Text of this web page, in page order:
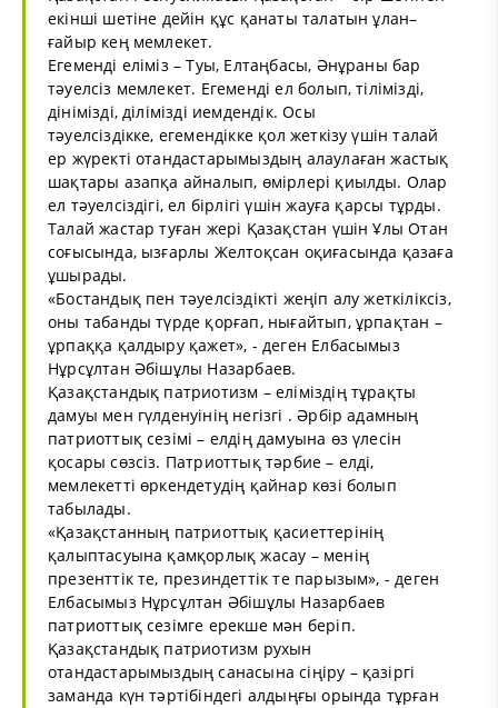
екінші шетіне дейін құс қанаты талатын ұлан–
ғайыр кең мемлекет.
Егеменді еліміз – Туы, Елтаңбасы, Әнұраны бар
тәуелсіз мемлекет. Егеменді ел болып, тілімізді,
дінімізді, ділімізді иемдендік. Осы
тәуелсіздікке, егемендікке қол жеткізу үшін талай
ер жүректі отандастарымыздың алаулаған жастық
шақтары азапқа айналып, өмірлері қиылды. Олар
ел тәуелсіздігі, ел бірлігі үшін жауға қарсы тұрды.
Талай жастар туған жері Қазақстан үшін Ұлы Отан
соғысында, ызғарлы Желтоқсан оқиғасында қазаға
ұшырады.
«Бостандық пен тәуелсіздікті жеңіп алу жеткіліксіз,
оны табанды түрде қорғап, нығайтып, ұрпақтан –
ұрпаққа қалдыру қажет», - деген Елбасымыз
Нұрсұлтан Әбішұлы Назарбаев.
Қазақстандық патриотизм – еліміздің тұрақты
дамуы мен гүлденуінің негізгі . Әрбір адамның
патриоттық сезімі – елдің дамуына өз үлесін
қосары сөзсіз. Патриоттық тәрбие – елді,
мемлекетті өркендетудің қайнар көзі болып
табылады.
«Қазақстанның патриоттық қасиеттерінің
қалыптасуына қамқорлық жасау – менің
презенттік те, презиндеттік те парызым», - деген
Елбасымыз Нұрсұлтан Әбішұлы Назарбаев
патриоттық сезімге ерекше мән беріп.
Қазақстандық патриотизм рухын
отандастарымыздың санасына сіңіру – қазіргі
заманда күн тәртібіндегі алдыңғы орында тұрған